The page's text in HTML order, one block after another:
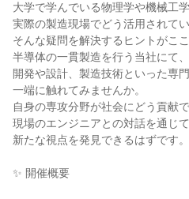
大学で学んでいる物理学や機械工学
実際の製造現場でどう活用されてい
そんな疑問を解決するヒントがこ
半導体の一貫製造を行う当社にて、
開発や設計、製造技術といった専
一端に触れてみませんか。
自身の専攻分野が社会にどう貢献で
現場のエンジニアとの対話を通じて
新たな視点を発見できるはずです。
✨ 開催概要